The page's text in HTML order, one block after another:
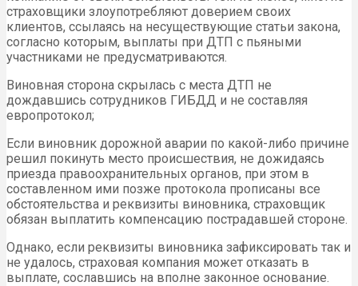
страховщики злоупотребляют доверием своих
клиентов, ссылаясь на несуществующие статьи закона,
согласно которым, выплаты при ДТП с пьяными
участниками не предусматриваются.
Виновная сторона скрылась с места ДТП не
дождавшись сотрудников ГИБДД и не составляя
европротокол;
Если виновник дорожной аварии по какой-либо причине
решил покинуть место происшествия, не дожидаясь
приезда правоохранительных органов, при этом в
составленном ими позже протокола прописаны все
обстоятельства и реквизиты виновника, страховщик
обязан выплатить компенсацию пострадавшей стороне.
Однако, если реквизиты виновника зафиксировать так и
не удалось, страховая компания может отказать в
выплате, сославшись на вполне законное основание.